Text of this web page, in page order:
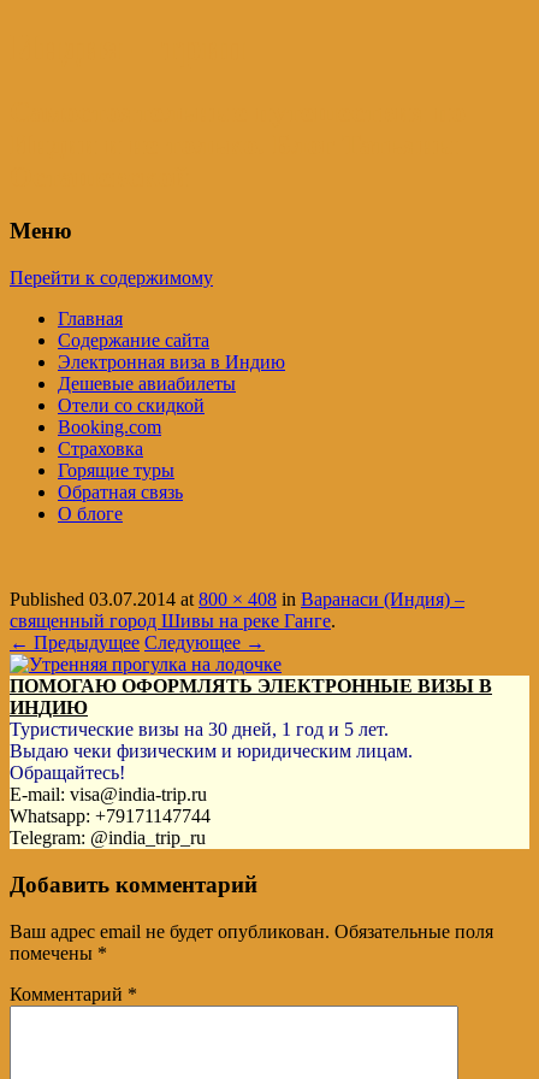
Меню
Перейти к содержимому
Главная
Содержание сайта
Электронная виза в Индию
Дешевые авиабилеты
Отели со скидкой
Booking.com
Страховка
Горящие туры
Обратная связь
О блоге
Published 03.07.2014 at800 × 408 in Варанаси (Индия) –
священный город Шивы на реке Ганге.
← Предыдущее Следующее →
ПОМОГАЮ ОФОРМЛЯТЬ ЭЛЕКТРОННЫЕ ВИЗЫ В
ИНДИЮ
Туристические визы на 30 дней, 1 год и 5 лет.
Выдаю чеки физическим и юридическим лицам.
Обращайтесь!
E-mail: visa@india-trip.ru
Whatsapp: +79171147744
Telegram: @india_trip_ru
Добавить комментарий
Ваш адрес email не будет опубликован. Обязательные поля
помечены *
Комментарий *